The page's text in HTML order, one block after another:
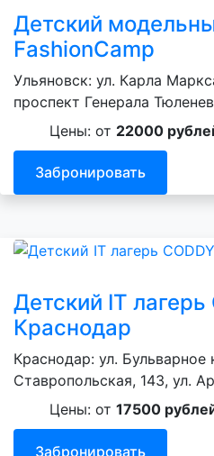
Детский
FashionCamp
Ульяновск: ул. Карла
проспект Генерала
Цены: от 22000
Забронировать
Детский IT лагерь
Краснодар
Краснодар: ул. Бульварное
Ставропольская, 143, ул.
Цены: от 17500
Забронировать